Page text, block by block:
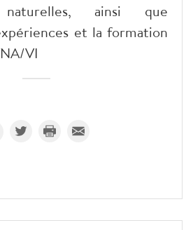
naturelles, ainsi que
et la formation
VI